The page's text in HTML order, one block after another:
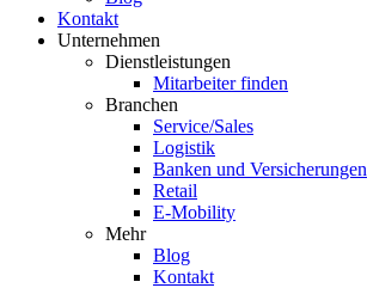
Kontakt
Unternehmen
Dienstleistungen
Mitarbeiter finden
Branchen
Service/Sales
Logistik
Banken und Versicherungen
Retail
E-Mobility
Mehr
Blog
Kontakt